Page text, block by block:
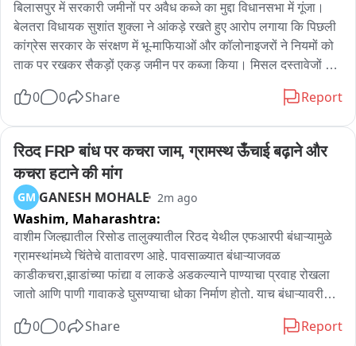
बिलासपुर में सरकारी जमीनों पर अवैध कब्जे का मुद्दा विधानसभा में गूंजा।
बेलतरा विधायक सुशांत शुक्ला ने आंकड़े रखते हुए आरोप लगाया कि पिछली
कांग्रेस सरकार के संरक्षण में भू-माफियाओं और कॉलोनाइजरों ने नियमों को
ताक पर रखकर सैकड़ों एकड़ जमीन पर कब्जा किया। मिसल दस्तावेजों से
उच्च स्तरीय जांच और दोषियों पर सख्त कार्रवाई की मांग की।
0 0 Share Report
रिठद FRP बांध पर कचरा जाम, ग्रामस्थ ऊँचाई बढ़ाने और
कचरा हटाने की मांग
GM GANESH MOHALE 2m ago
Washim, Maharashtra:
वाशीम जिल्ह्यातील रिसोड तालुक्यातील रिठद येथील एफआरपी बंधाऱ्यामुळे
ग्रामस्थांमध्ये चिंतेचे वातावरण आहे. पावसाळ्यात बंधाऱ्याजवळ
काडीकचरा,झाडांच्या फांद्या व लाकडे अडकल्याने पाण्याचा प्रवाह रोखला
जातो आणि पाणी गावाकडे घुसण्याचा धोका निर्माण होतो. याच बंधाऱ्यावरील
वाहतुकीलाही अडथळा निर्माण होतो. त्यामुळे जलसंधारण विभागाने तातडीने
0 0 Share Report